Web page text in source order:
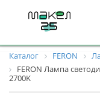
Каталог FERON
FERON Лампа
2700K